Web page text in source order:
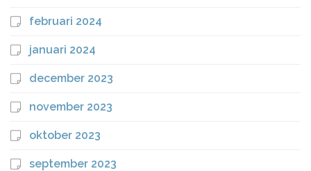
februari 2024
januari 2024
december 2023
november 2023
oktober 2023
september 2023